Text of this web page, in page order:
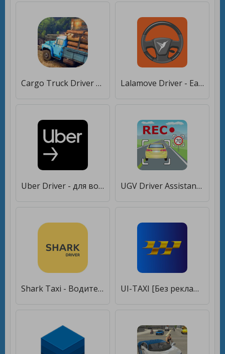
Cargo Truck Driver 2021 - Truck Driving Simulator [Полная версия] Lalamove Driver - Earn Extra Income [Без рекламы]
Uber Driver - для водителей [Без рекламы] UGV Driver Assistant [Premium]
Shark Taxi - Водитель [Unlocked] UI-TAXI [Без рекламы]